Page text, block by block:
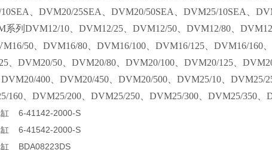
、DVM20/25SEA、DVM20/50SEA、DVM25/10SEA、
系列DVM12/10、DVM12/25、DVM12/50、DVM12/80、
50、DVM16/80、DVM16/100、DVM16/125、DVM16/160
、DVM20/50、DVM20/80、DVM20/100、DVM20/125、
400、DVM20/450、DVM20/500、DVM25/10、
160、DVM25/200、DVM25/250、DVM25/300、DVM25/350
6-41142-2000-S
6-41542-2000-S
BDA08223DS